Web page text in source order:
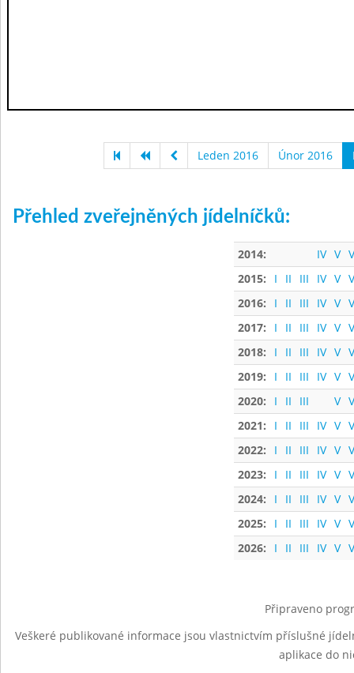
Leden 2016 Únor 2016
Přehled zveřejněných jídelníčků:
2014: IV V
2015:
I II III IV V
2016:
I II III IV V
2017:
I II III IV V
2018:
I II III IV V
2019:
I II III IV V
2020:
I II III V
2021:
I II III IV V
2022:
I II III IV V
2023:
I II III IV V
2024:
I II III IV V
2025:
I II III IV V
2026:
I II III IV V
Připraveno
Veškeré publikované informace jsou vlastnictvím příslušné
aplikace do